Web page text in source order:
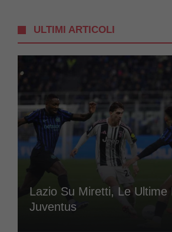
ULTIMI ARTICOLI
Lazio Su Miretti, Le Ultime
Juventus